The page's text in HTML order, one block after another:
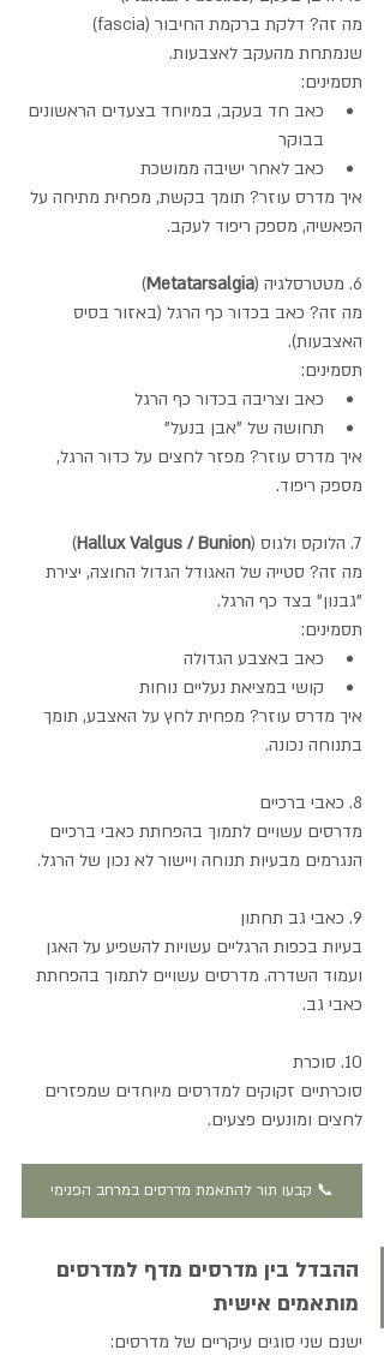
מה זה? דלקת ברקמת החיבור (fascia)
שנמתחת מהעקב לאצבעות.
תסמינים:
כאב חד בעקב, במיוחד בצעדים הראשונים
בבוקר
כאב לאחר ישיבה ממושכת
איך מדרס עוזר? תומך בקשת, מפחית מתיחה על
הפאשיה, מספק ריפוד לעקב.
6. מטטרסלגיה ( Metatarsalgia
)
מה זה? כאב בכדור כף הרגל (באזור בסיס
האצבעות).
תסמינים:
כאב וצריבה בכדור כף הרגל
תחושה של "אבן בנעל"
איך מדרס עוזר? מפזר לחצים על כדור הרגל,
מספק ריפוד.
7. הלוקס ולגוס ( Hallux Valgus / Bunion
)
מה זה? סטייה של האגודל הגדול החוצה, יצירת
"גבנון" בצד כף הרגל.
תסמינים:
כאב באצבע הגדולה
קושי במציאת נעליים נוחות
איך מדרס עוזר? מפחית לחץ על האצבע, תומך
בתנוחה נכונה.
8. כאבי ברכיים
מדרסים עשויים לתמוך בהפחתת כאבי ברכיים
הנגרמים מבעיות תנוחה ויישור לא נכון של הרגל.
9. כאבי גב תחתון
בעיות בכפות הרגליים עשויות להשפיע על האגן
ועמוד השדרה. מדרסים עשויים לתמוך בהפחתת
כאבי גב.
10. סוכרת
סוכרתיים זקוקים למדרסים מיוחדים שמפזרים
לחצים ומונעים פצעים.
📞 קבעו תור להתאמת מדרסים במרחב הפנימי
ההבדל בין מדרסים מדף למדרסים
מותאמים אישית
ישנם שני סוגים עיקריים של מדרסים: